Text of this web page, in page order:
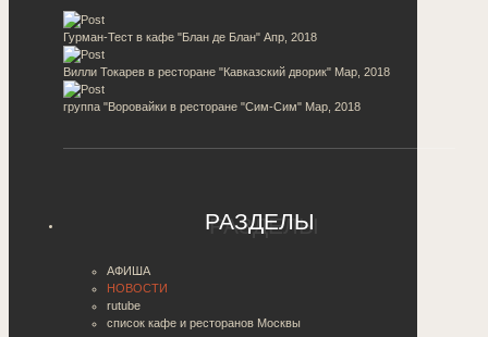
Гурман-Тест в кафе "Блан де Блан" Апр, 2018
Вилли Токарев в ресторане "Кавказский дворик" Мар, 2018
группа "Воровайки в ресторане "Сим-Сим" Мар, 2018
РАЗДЕЛЫ
АФИША
НОВОСТИ
rutube
список кафе и ресторанов Москвы